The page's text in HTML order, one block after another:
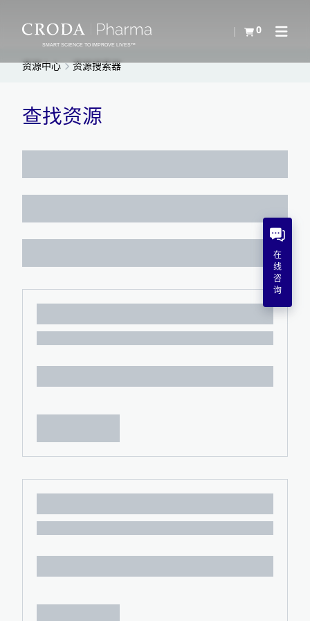
CONTENTSMART SCIENCE TO IMPROVE LIVES™
0
查看购物车Open
资源中心 资源搜索器
查找资源
在
线
咨
询